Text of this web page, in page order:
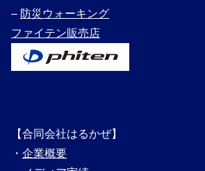
– 防災ウォーキング
ファイテン販売店
【合同会社はるかぜ】
・ 企業概要